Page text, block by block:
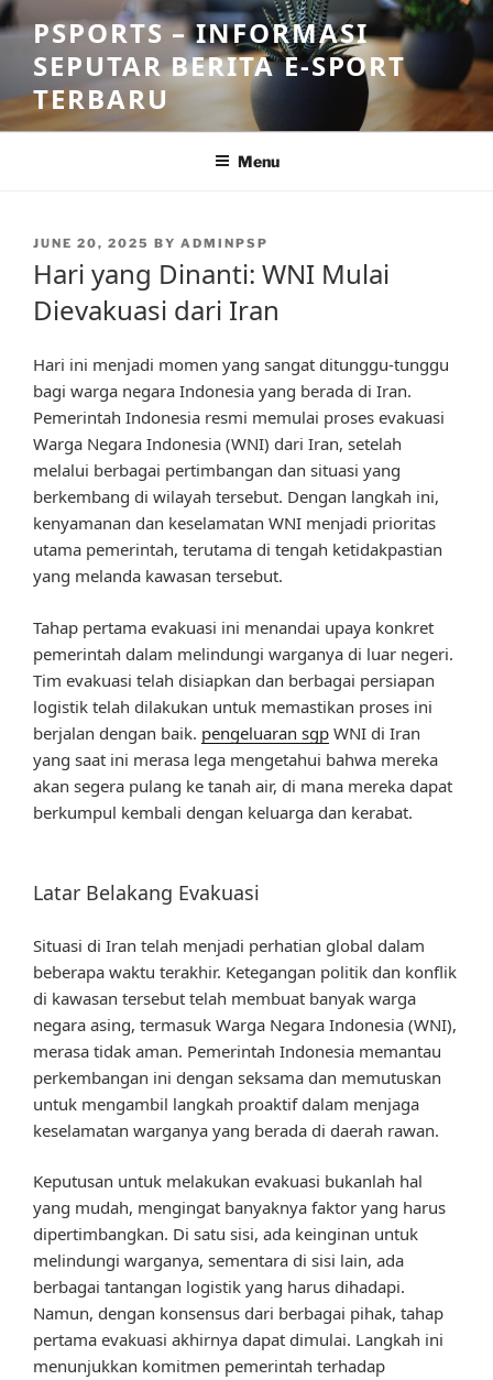
Skip
to
content
PSPORTS – INFORMASI
SEPUTAR BERITA E-SPORT
TERBARU
Menu
POSTED
JUNE 20, 2025 BY ADMINPSP
Hari yang Dinanti: WNI Mulai
Dievakuasi dari Iran
Hari ini menjadi momen yang sangat ditunggu-tunggu
bagi warga negara Indonesia yang berada di Iran.
Pemerintah Indonesia resmi memulai proses evakuasi
Warga Negara Indonesia (WNI) dari Iran, setelah
melalui berbagai pertimbangan dan situasi yang
berkembang di wilayah tersebut. Dengan langkah ini,
kenyamanan dan keselamatan WNI menjadi prioritas
utama pemerintah, terutama di tengah ketidakpastian
yang melanda kawasan tersebut.
Tahap pertama evakuasi ini menandai upaya konkret
pemerintah dalam melindungi warganya di luar negeri.
Tim evakuasi telah disiapkan dan berbagai persiapan
logistik telah dilakukan untuk memastikan proses ini
berjalan dengan baik. pengeluaran sgp WNI di Iran
yang saat ini merasa lega mengetahui bahwa mereka
akan segera pulang ke tanah air, di mana mereka dapat
berkumpul kembali dengan keluarga dan kerabat.
Latar Belakang Evakuasi
Situasi di Iran telah menjadi perhatian global dalam
beberapa waktu terakhir. Ketegangan politik dan konflik
di kawasan tersebut telah membuat banyak warga
negara asing, termasuk Warga Negara Indonesia (WNI),
merasa tidak aman. Pemerintah Indonesia memantau
perkembangan ini dengan seksama dan memutuskan
untuk mengambil langkah proaktif dalam menjaga
keselamatan warganya yang berada di daerah rawan.
Keputusan untuk melakukan evakuasi bukanlah hal
yang mudah, mengingat banyaknya faktor yang harus
dipertimbangkan. Di satu sisi, ada keinginan untuk
melindungi warganya, sementara di sisi lain, ada
berbagai tantangan logistik yang harus dihadapi.
Namun, dengan konsensus dari berbagai pihak, tahap
pertama evakuasi akhirnya dapat dimulai. Langkah ini
menunjukkan komitmen pemerintah terhadap